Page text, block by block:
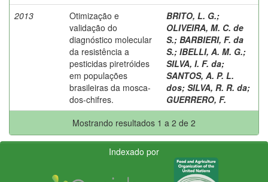
2013
Otimização e
validação do
diagnóstico molecular
da resistência a
pesticidas piretróides
em populações
brasileiras da mosca-
dos-chifres.
BRITO, L. G.;
OLIVEIRA, M. C. de
S.; BARBIERI, F. da
S.; IBELLI, A. M. G.;
SILVA, I. F. da;
SANTOS, A. P. L.
dos; SILVA, R. R. da;
GUERRERO, F.
Mostrando resultados 1 a 2 de 2
Indexado por